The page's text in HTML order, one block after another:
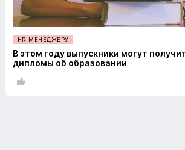
HR-МЕНЕДЖЕРУ
В этом году выпускники могут
дипломы об образовании